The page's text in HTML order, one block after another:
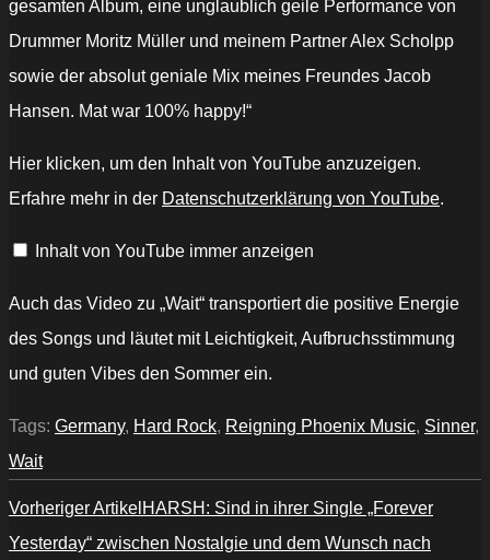
gesamten Album, eine unglaublich geile Performance von
Drummer Moritz Müller und meinem Partner Alex Scholpp
sowie der absolut geniale Mix meines Freundes Jacob
Hansen. Mat war 100% happy!“
„SINNER
–
(Official
von
Hier klicken, um den Inhalt von YouTube anzuzeigen.
Erfahre mehr in der Datenschutzerklärung von YouTube.
Inhalt von YouTube immer anzeigen
Auch das Video zu „Wait“ transportiert die positive Energie
des Songs und läutet mit Leichtigkeit, Aufbruchsstimmung
und guten Vibes den Sommer ein.
Tags: Germany, Hard Rock, Reigning Phoenix Music, Sinner,
Wait
Vorheriger Artikel HARSH: Sind in ihrer Single „Forever
Yesterday“ zwischen Nostalgie und dem Wunsch nach